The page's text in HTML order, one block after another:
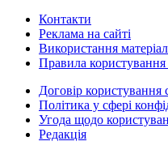
Контакти
Реклама на сайті
Використання
Правила
Договір користування
Політика у сфері
Угода щодо
Редакція